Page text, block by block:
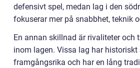
defensivt spel, medan lag i den
fokuserar mer på snabbhet, teknik
En annan skillnad är rivaliteter och
inom lagen. Vissa lag har historiskt
framgångsrika och har en lång